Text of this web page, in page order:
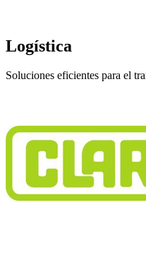
Logística
Soluciones eficientes para el